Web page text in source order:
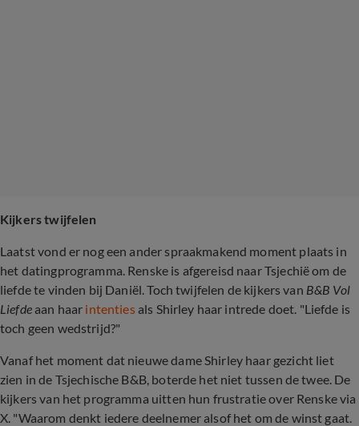
Kijkers twijfelen
Laatst vond er nog een ander spraakmakend moment plaats in
het datingprogramma. Renske is afgereisd naar Tsjechië om de
liefde te vinden bij Daniël. Toch twijfelen de kijkers van B&B Vol
Liefdeaan haar intenties als Shirley haar intrede doet. "Liefde is
toch geen wedstrijd?"
Vanaf het moment dat nieuwe dame Shirley haar gezicht liet
zien in de Tsjechische B&B, boterde het niet tussen de twee. De
kijkers van het programma uitten hun frustratie over Renske via
X. "Waarom denkt iedere deelnemer alsof het om de winst gaat.